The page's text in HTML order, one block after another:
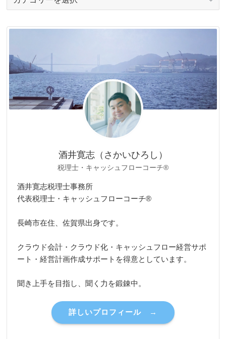
リ
酒井寛志（さかいひろし）
税理士・キャッシュフローコーチ®
酒井寛志税理士事務所
代表税理士・キャッシュフローコーチ®
長崎市在住、佐賀県出身です。
クラウド会計・クラウド化・キャッシュフロー経営サポ
ート・経営計画作成サポートを得意としています。
聞き上手を目指し、聞く力を鍛錬中。
詳しいプロフィール →